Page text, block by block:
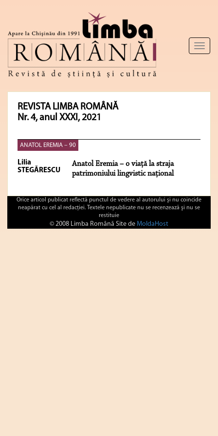
Toggle
REVISTA LIMBA ROMÂNĂ
Nr. 4, anul XXXI, 2021
ANATOL EREMIA – 90
Lilia
STEGĂRESCU
Anatol Eremia – o viață la straja
patrimoniului lingvistic național
Orice articol publicat reflectă punctul de vedere al autorului şi nu coincide
neapărat cu cel al redacţiei. Textele nepublicate nu se recenzează şi nu se
restituie
© 2008 Limba Română Site de MoldaHost